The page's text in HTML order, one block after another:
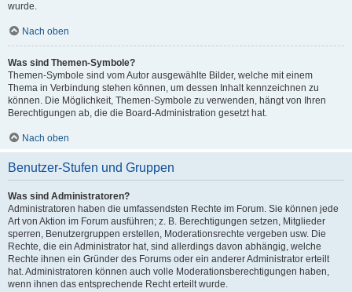
wurde.
Nach oben
Was sind Themen-Symbole?
Themen-Symbole sind vom Autor ausgewählte Bilder, welche mit einem
Thema in Verbindung stehen können, um dessen Inhalt kennzeichnen zu
können. Die Möglichkeit, Themen-Symbole zu verwenden, hängt von Ihren
Berechtigungen ab, die die Board-Administration gesetzt hat.
Nach oben
Benutzer-Stufen und Gruppen
Was sind Administratoren?
Administratoren haben die umfassendsten Rechte im Forum. Sie können jede
Art von Aktion im Forum ausführen; z. B. Berechtigungen setzen, Mitglieder
sperren, Benutzergruppen erstellen, Moderationsrechte vergeben usw. Die
Rechte, die ein Administrator hat, sind allerdings davon abhängig, welche
Rechte ihnen ein Gründer des Forums oder ein anderer Administrator erteilt
hat. Administratoren können auch volle Moderationsberechtigungen haben,
wenn ihnen das entsprechende Recht erteilt wurde.